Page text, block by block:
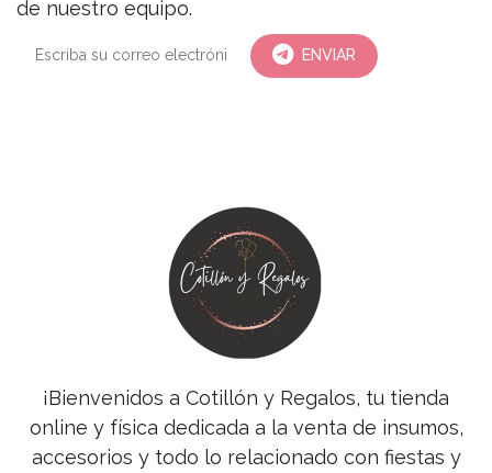
de nuestro equipo.
ENVIAR
¡Bienvenidos a Cotillón y Regalos, tu tienda
online y física dedicada a la venta de insumos,
accesorios y todo lo relacionado con fiestas y